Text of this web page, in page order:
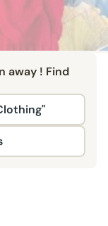
away ! Find